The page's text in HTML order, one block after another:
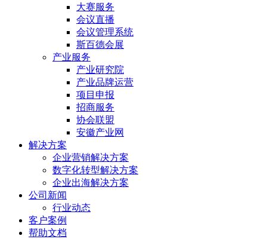
大赛服务
会议直播
会议管理系统
斯百德会展
产业服务
产业研究院
产业品牌运营
项目申报
招商服务
协会联盟
安徽产业网
解决方案
企业营销解决方案
数字化转型解决方案
企业出海解决方案
公司新闻
行业动态
客户案例
帮助文档